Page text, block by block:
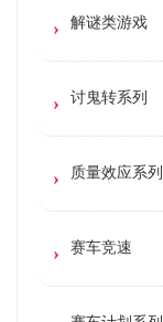
解谜类游戏
讨鬼转系列
质量效应系列
赛车竞速